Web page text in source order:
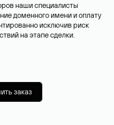
наши специалисты
доменного имени и оплату
исключив риск
на этапе сделки.
заказ